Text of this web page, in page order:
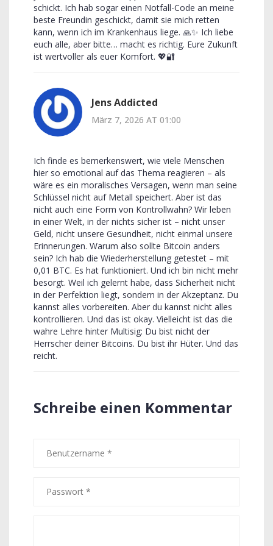
schickt. Ich hab sogar einen Notfall-Code an meine
beste Freundin geschickt, damit sie mich retten
kann, wenn ich im Krankenhaus liege. 🙏✨ Ich liebe
euch alle, aber bitte… macht es richtig. Eure Zukunft
ist wertvoller als euer Komfort. 💖🔐
Jens Addicted
März 7, 2026 AT 01:00
Ich finde es bemerkenswert, wie viele Menschen
hier so emotional auf das Thema reagieren – als
wäre es ein moralisches Versagen, wenn man seine
Schlüssel nicht auf Metall speichert. Aber ist das
nicht auch eine Form von Kontrollwahn? Wir leben
in einer Welt, in der nichts sicher ist – nicht unser
Geld, nicht unsere Gesundheit, nicht einmal unsere
Erinnerungen. Warum also sollte Bitcoin anders
sein? Ich hab die Wiederherstellung getestet – mit
0,01 BTC. Es hat funktioniert. Und ich bin nicht mehr
besorgt. Weil ich gelernt habe, dass Sicherheit nicht
in der Perfektion liegt, sondern in der Akzeptanz. Du
kannst alles vorbereiten. Aber du kannst nicht alles
kontrollieren. Und das ist okay. Vielleicht ist das die
wahre Lehre hinter Multisig: Du bist nicht der
Herrscher deiner Bitcoins. Du bist ihr Hüter. Und das
reicht.
Schreibe einen Kommentar